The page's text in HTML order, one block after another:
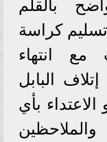
بالقلم
تسليم كراسة
مع انتهاء
البابل
بأي